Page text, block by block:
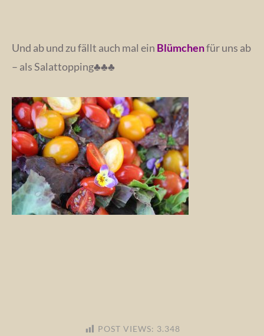
Und ab und zu fällt auch mal ein Blümchenfür uns ab
– als Salattopping♣♣♣
POST VIEWS: 3.348